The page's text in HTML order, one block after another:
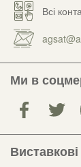
Всі
Ми в